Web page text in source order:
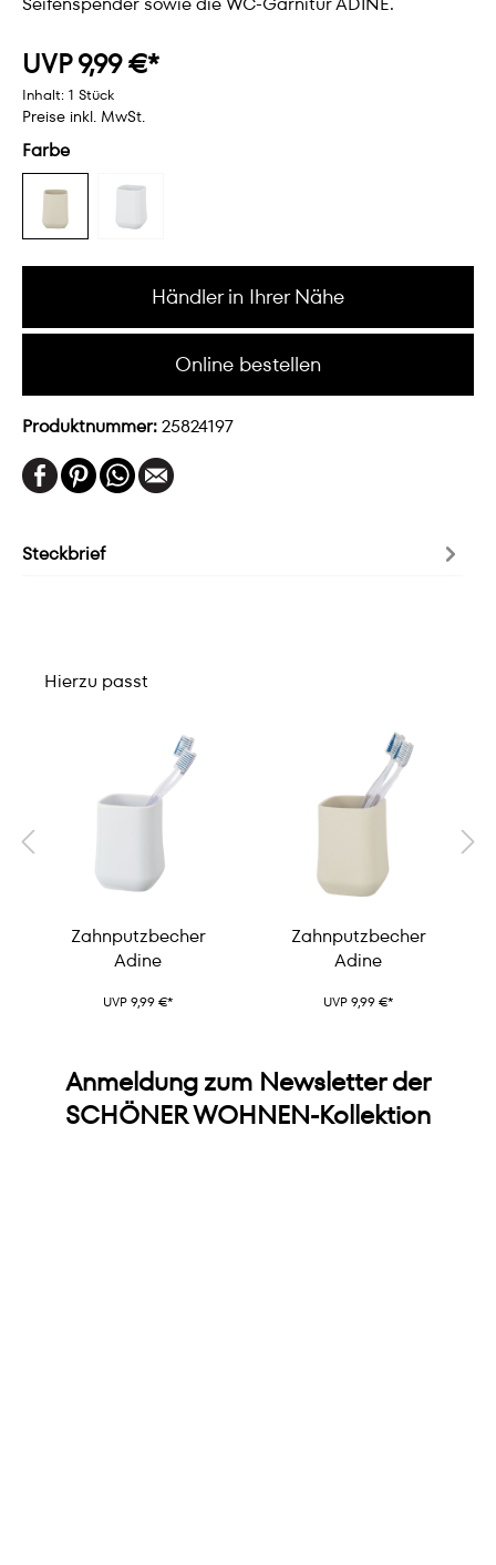
UVP 9,99 €*
Inhalt: 1 Stück
Preise inkl. MwSt.
Farbe
Händler in Ihrer Nähe
Online bestellen
Produktnummer:25824197
Steckbrief
Hierzu passt
Zahnputzbecher
Adine
UVP 9,99 €*
Zahnputzbecher
Adine
UVP 9,99 €*
Anmeldung zum Newsletter der
SCHÖNER WOHNEN-Kollektion